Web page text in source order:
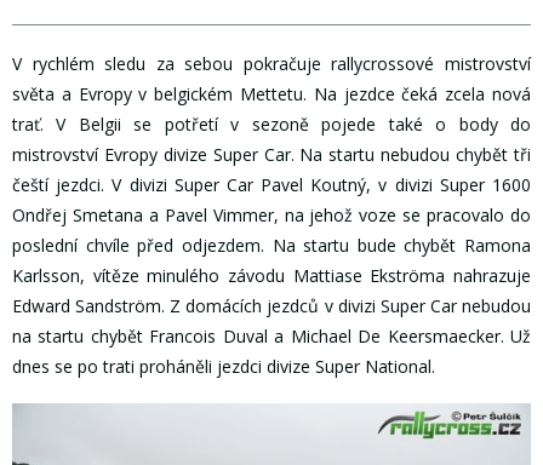
V rychlém sledu za sebou pokračuje rallycrossové mistrovství
světa a Evropy v belgickém Mettetu. Na jezdce čeká zcela nová
trať. V Belgii se potřetí v sezoně pojede také o body do
mistrovství Evropy divize Super Car. Na startu nebudou chybět tři
čeští jezdci. V divizi Super Car Pavel Koutný, v divizi Super 1600
Ondřej Smetana a Pavel Vimmer, na jehož voze se pracovalo do
poslední chvíle před odjezdem. Na startu bude chybět Ramona
Karlsson, vítěze minulého závodu Mattiase Ekströma nahrazuje
Edward Sandström. Z domácích jezdců v divizi Super Car nebudou
na startu chybět Francois Duval a Michael De Keersmaecker. Už
dnes se po trati proháněli jezdci divize Super National.